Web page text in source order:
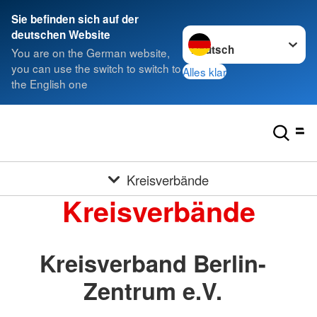
Sie befinden sich auf der
deutschen Website
You are on the German website,
you can use the switch to switch to
the English one
Sprache wechseln zu
Alles klar
Kreisverbände
Kreisverbände
Kreisverband Berlin-
Zentrum e.V.